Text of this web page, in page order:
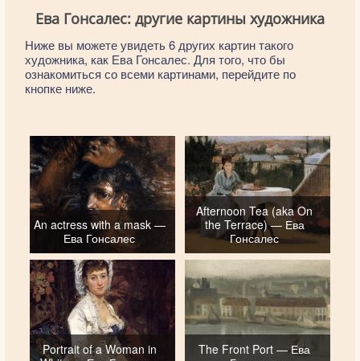
Ева Гонсалес: другие картины художника
Ниже вы можете увидеть 6 других картин такого
художника, как Ева Гонсалес. Для того, что бы
ознакомиться со всеми картинами, перейдите по
кнопке ниже.
An actress with a mask —
Ева Гонсалес
Afternoon Tea (aka On
the Terrace) — Ева
Гонсалес
Portrait of a Woman in
The Front Port — Ева